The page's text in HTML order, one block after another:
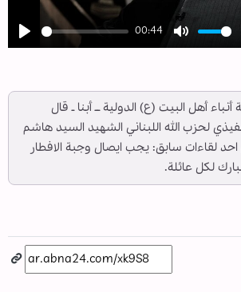
Play
00:44
Mute
أنباء أهل البيت (ع) الدولية ــ أبنا ـ قال
لحزب الله اللبناني الشهيد السيد هاشم
لقاءات سابق: يجب ايصال وجبة الافطار
لكل عائلة.